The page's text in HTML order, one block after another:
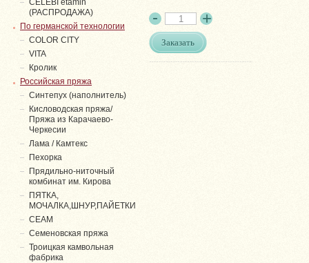
Заказать
СELEBI etamin
(РАСПРОДАЖА)
По германской технологии
COLOR CITY
VITA
Кролик
Российская пряжа
Синтепух (наполнитель)
Кисловодская пряжа/
Пряжа из Карачаево-
Черкесии
Лама / Камтекс
Пехорка
Прядильно-ниточный
комбинат им. Кирова
ПЯТКА,
МОЧАЛКА,ШНУР,ПАЙЕТКИ
СЕАМ
Семеновская пряжа
Троицкая камвольная
фабрика